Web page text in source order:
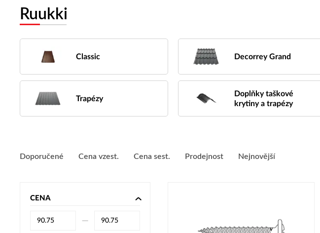
Ruukki
Classic Decorrey Grand
Trapézy
Doplňky taškové
krytiny a trapézy
Doporučené Cena vzest. Cena sest. Prodejnost Nejnovější
CENA
–⁠